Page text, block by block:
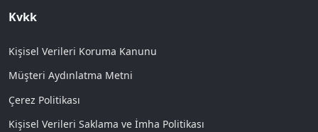
Kvkk
Kişisel Verileri Koruma Kanunu
Müşteri Aydınlatma Metni
Çerez Politikası
Kişisel Verileri Saklama ve İmha Politikası